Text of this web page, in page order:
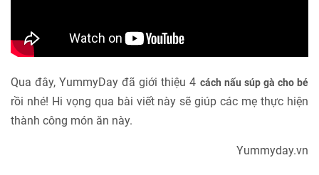
Qua đây, YummyDay đã giới thiệu 4 cách nấu súp gà cho bé
rồi nhé! Hi vọng qua bài viết này sẽ giúp các mẹ thực hiện
thành công món ăn này.
Yummyday.vn